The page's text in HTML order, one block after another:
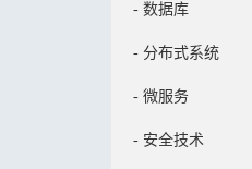
- 数据库
- 分布式系统
- 微服务
- 安全技术